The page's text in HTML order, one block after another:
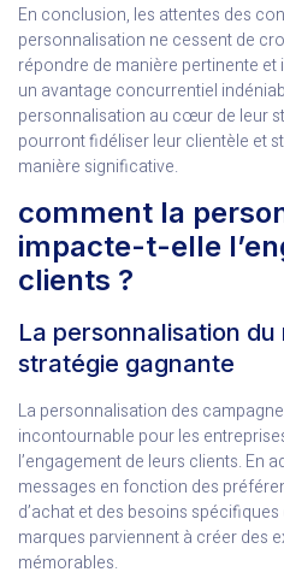
En conclusion, les attentes des
personnalisation ne cessent de
répondre de manière pertinente
un avantage concurrentiel
personnalisation au cœur de leur
pourront fidéliser leur clientèle et
manière significative.
comment la
impacte-t-elle
clients ?
La personnalisation
stratégie gagnante
La personnalisation des
incontournable pour les
l’engagement de leurs clients. En
messages en fonction des
d’achat et des besoins
marques parviennent à créer des
mémorables.